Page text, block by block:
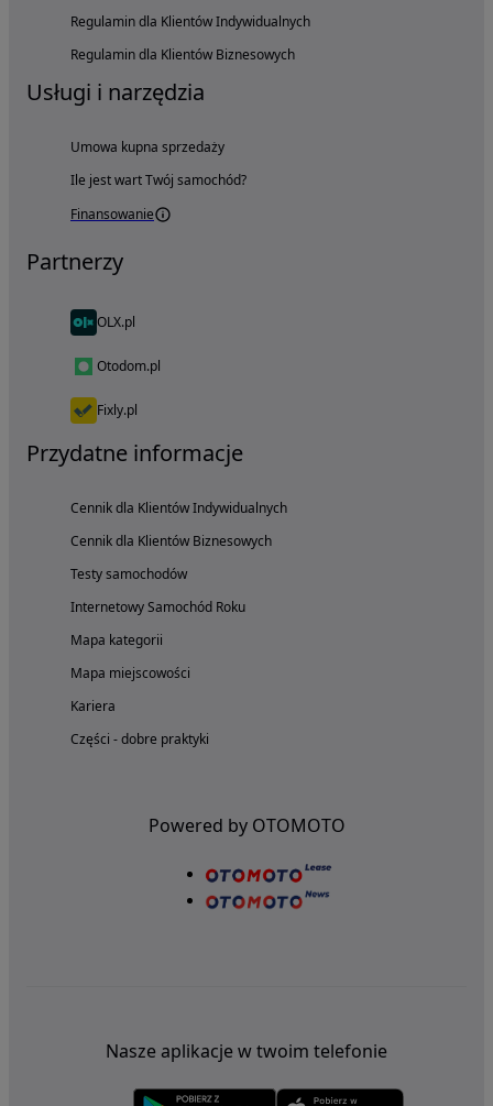
Regulamin dla Klientów Indywidualnych
Regulamin dla Klientów Biznesowych
Usługi i narzędzia
Umowa kupna sprzedaży
Ile jest wart Twój samochód?
Finansowanie
Partnerzy
OLX.pl
Otodom.pl
Fixly.pl
Przydatne informacje
Cennik dla Klientów Indywidualnych
Cennik dla Klientów Biznesowych
Testy samochodów
Internetowy Samochód Roku
Mapa kategorii
Mapa miejscowości
Kariera
Części - dobre praktyki
Powered by OTOMOTO
Nasze aplikacje w twoim telefonie